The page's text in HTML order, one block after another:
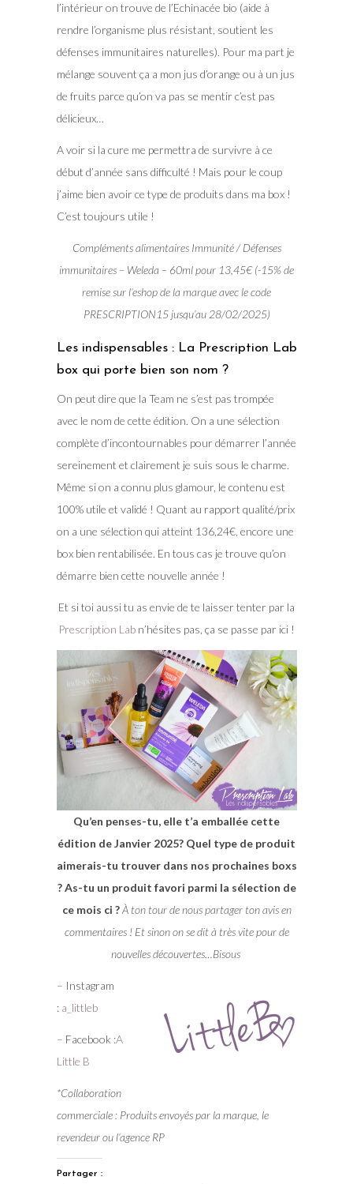
l’intérieur on trouve de l’Echinacée bio (aide à
rendre l’organisme plus résistant, soutient les
défenses immunitaires naturelles). Pour ma part je
mélange souvent ça a mon jus d’orange ou à un jus
de fruits parce qu’on va pas se mentir c’est pas
délicieux…
A voir si la cure me permettra de survivre à ce
début d’année sans difficulté ! Mais pour le coup
j’aime bien avoir ce type de produits dans ma box !
C’est toujours utile !
Compléments alimentaires Immunité / Défenses
immunitaires – Weleda – 60ml pour 13,45€ (-15% de
remise sur l’eshop de la marque avec le code
PRESCRIPTION15 jusqu’au 28/02/2025)
Les indispensables : La Prescription Lab
box qui porte bien son nom ?
On peut dire que la Team ne s’est pas trompée
avec le nom de cette édition. On a une sélection
complète d’incontournables pour démarrer l’année
sereinement et clairement je suis sous le charme.
Même si on a connu plus glamour, le contenu est
100% utile et validé ! Quant au rapport qualité/prix
on a une sélection qui atteint 136,24€, encore une
box bien rentabilisée. En tous cas je trouve qu’on
démarre bien cette nouvelle année !
Et si toi aussi tu as envie de te laisser tenter par la
Prescription Lab n’hésites pas, ça se passe par ici !
Qu’en penses-tu, elle t’a emballée cette
édition de Janvier 2025? Quel type de produit
aimerais-tu trouver dans nos prochaines boxs
? As-tu un produit favori parmi la sélection de
ce mois ci ?À ton tour de nous partager ton avis en
commentaires ! Et sinon on se dit à très vite pour de
nouvelles découvertes…Bisous
– Instagram
: a_littleb
– Facebook :A
Little B
*Collaboration
commerciale : Produits envoyés par la marque, le
revendeur ou l’agence RP
Partager :